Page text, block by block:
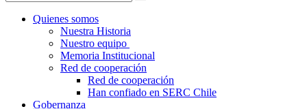
Quienes somos
Nuestra Historia
Nuestro equipo
Memoria Institucional
Red de cooperación
Red de cooperación
Han confiado en SERC Chile
Gobernanza